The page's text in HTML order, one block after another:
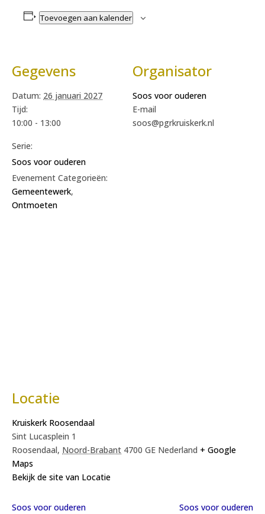
Toevoegen aan kalender
Gegevens
Datum: 26 januari 2027
Tijd:
10:00 - 13:00
Serie:
Soos voor ouderen
Evenement Categorieën:
Gemeentewerk,
Ontmoeten
Organisator
Soos voor ouderen
E-mail
soos@pgrkruiskerk.nl
Locatie
Kruiskerk Roosendaal
Sint Lucasplein 1
Roosendaal, Noord-Brabant 4700 GE Nederland + Google
Maps
Bekijk de site van Locatie
Soos voor ouderen Soos voor ouderen